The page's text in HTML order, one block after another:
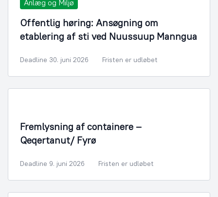
Anlæg og Miljø
Offentlig høring: Ansøgning om
etablering af sti ved Nuussuup Manngua
Deadline 30. juni 2026 Fristen er udløbet
Fremlysning af containere –
Qeqertanut/ Fyrø
Deadline 9. juni 2026 Fristen er udløbet